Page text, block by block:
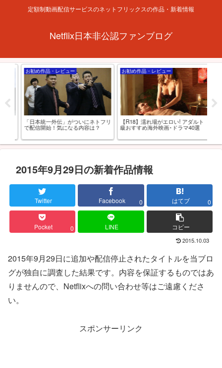
定額制動画配信サービスのネットフリックスの作品・新着情報
Netflix日本非公認ファンブログ
お勧め作品・レビュー
「日本統一外伝」がついにネトフリ
で配信開始！気になる内容は？
お勧め作品・レビュー
【R18】濡れ場がエロい! アダルト
級おすすめ海外映画･ドラマ40選
2015年9月29日の新着作品情報
Twitter Facebook 0 はてブ 0
Pocket 0 LINE コピー
2015.10.03
2015年9月29日に追加や配信停止されたタイトルを当ブロ
グが独自に調査した結果です。内容を保証するものではあ
りませんので、Netflixへの問い合わせ等はご遠慮くださ
い。
スポンサーリンク